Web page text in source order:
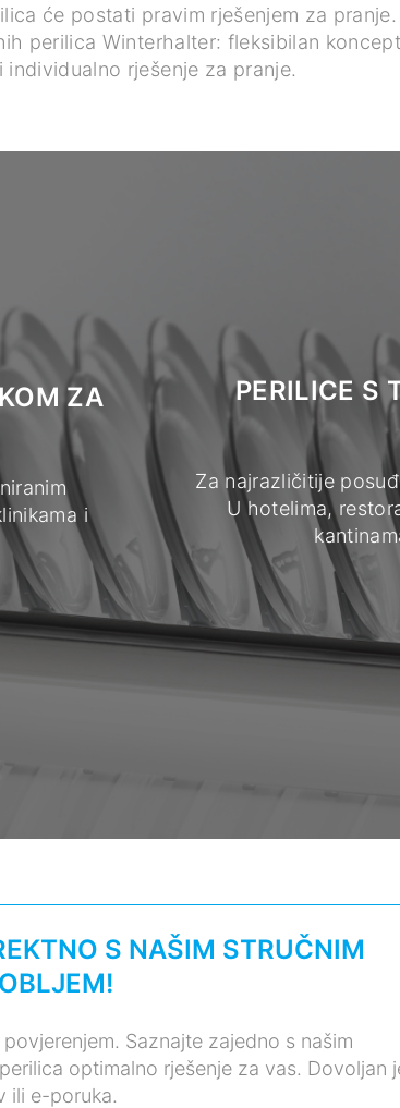
će postati pravim rješenjem za
perilica Winterhalter: fleksibilan
i individualno rješenje za pranje.
ZA
i
PERILICE S
Za najrazličitije
U hotelima,
S NAŠIM STRUČNIM
Saznajte zajedno s našim
optimalno rješenje za vas. Dovoljan
ili e-poruka.